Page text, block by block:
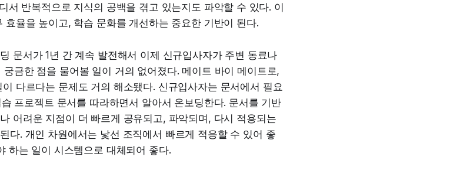
서 반복적으로 지식의 공백을 겪고 있는지도 파악할 수 있다. 이
효율을 높이고, 학습 문화를 개선하는 중요한 기반이 된다.
문서가 1년 간 계속 발전해서 이제 신규입사자가 주변 동료나
금한 점을 물어볼 일이 거의 없어졌다. 메이트 바이 메이트로,
다르다는 문제도 거의 해소됐다. 신규입사자는 문서에서 필요
프로젝트 문서를 따라하면서 알아서 온보딩한다. 문서를 기반
어려운 지점이 더 빠르게 공유되고, 파악되며, 다시 적용되는
다. 개인 차원에서는 낯선 조직에서 빠르게 적응할 수 있어 좋
하는 일이 시스템으로 대체되어 좋다.